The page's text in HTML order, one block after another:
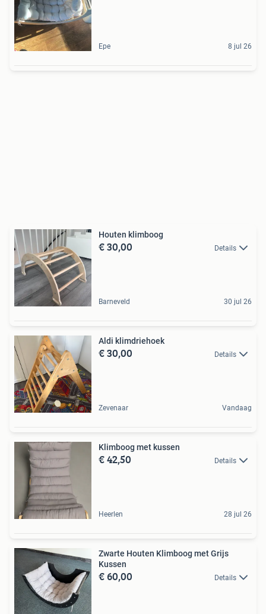
Epe 8 jul 26
Houten klimboog
€ 30,00 Details
Barneveld 30 jul 26
Aldi klimdriehoek
€ 30,00 Details
Zevenaar Vandaag
Klimboog met kussen
€ 42,50 Details
Heerlen 28 jul 26
Zwarte Houten Klimboog met Grijs
Kussen
€ 60,00 Details